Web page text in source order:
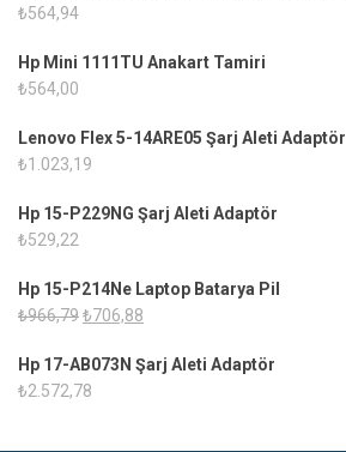
₺564,94
Hp Mini 1111TU Anakart Tamiri
₺564,00
Lenovo Flex 5-14ARE05 Şarj Aleti Adaptör
₺1.023,19
Hp 15-P229NG Şarj Aleti Adaptör
₺529,22
Hp 15-P214Ne Laptop Batarya Pil
₺966,79Orijinal
₺966,79.
₺706,88
fiyat:
Hp 17-AB073N Şarj Aleti Adaptör
₺2.572,78